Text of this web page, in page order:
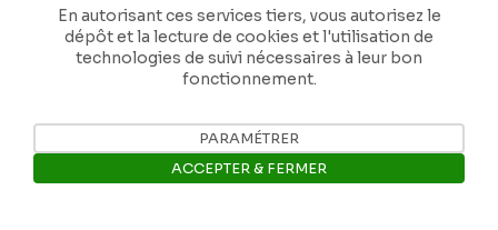
Nos coordonnées
En autorisant ces services tiers, vous autorisez le
dépôt et la lecture de cookies et l'utilisation de
technologies de suivi nécessaires à leur bon
fonctionnement.
PARAMÉTRER
ACCEPTER & FERMER